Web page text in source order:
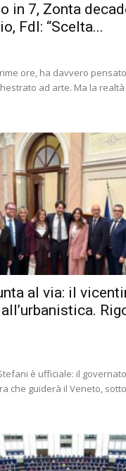
in 7, Zonta
FdI: “Scelta...
ore, ha davvero
ad arte. Ma la
al via: il
è ufficiale: il
che guiderà il Veneto,